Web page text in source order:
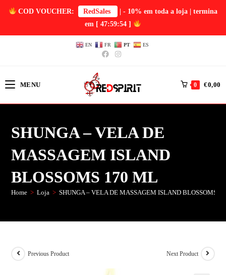
COD VOUCHER: RedSales
| - 10% em toda a loja | termina
em [ 47:59:54 ]
EN FR PT ES
MENU 0 €0,00
SHUNGA – VELA DE
MASSAGEM ISLAND
BLOSSOMS 170 ML
Home > Loja > SHUNGA – VELA DE MASSAGEM ISLAND BLOSSOMS
Previous Product Next Product